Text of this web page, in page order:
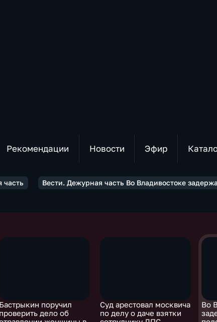
Рекомендации Новости Эфир
часть Вести. Дежурная часть Во Владивостоке
Бастрыкин поручил
проверить дело об
Суд арестовал москвича
по делу о даче взятки
Во